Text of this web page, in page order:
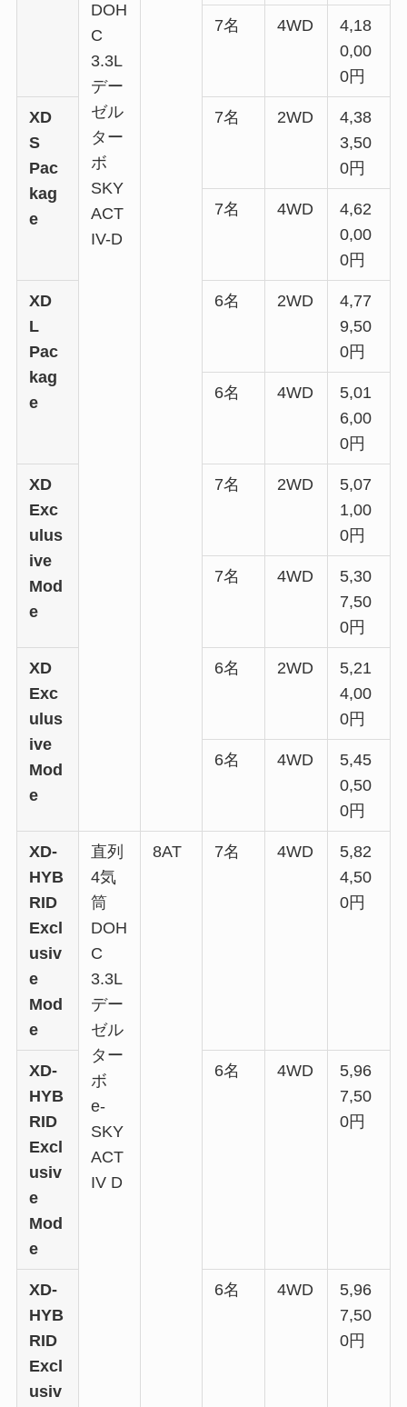
DOH
C
3.3L
デー
ゼル
ター
ボ
SKY
ACT
IV-D
7名 4WD
4,18
0,00
0円
XD
S
Pac
kag
e
7名 2WD
4,38
3,50
0円
7名 4WD
4,62
0,00
0円
XD
L
Pac
kag
e
6名 2WD
4,77
9,50
0円
6名 4WD
5,01
6,00
0円
XD
Exc
ulus
ive
Mod
e
7名 2WD
5,07
1,00
0円
7名 4WD
5,30
7,50
0円
XD
Exc
ulus
ive
Mod
e
6名 2WD
5,21
4,00
0円
6名 4WD
5,45
0,50
0円
XD-
HYB
RID
Excl
usiv
e
Mod
e
直列
4気
筒
DOH
C
3.3L
デー
ゼル
ター
ボ
e-
SKY
ACT
IV D
8AT 7名 4WD
5,82
4,50
0円
XD-
HYB
RID
Excl
usiv
e
Mod
e
6名 4WD
5,96
7,50
0円
XD-
HYB
RID
Excl
usiv
6名 4WD
5,96
7,50
0円